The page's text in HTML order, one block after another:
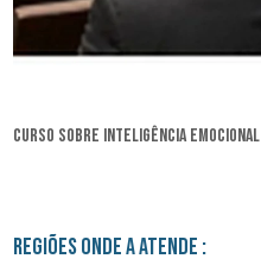
curso sobre inteligência emocional
Regiões onde a atende :